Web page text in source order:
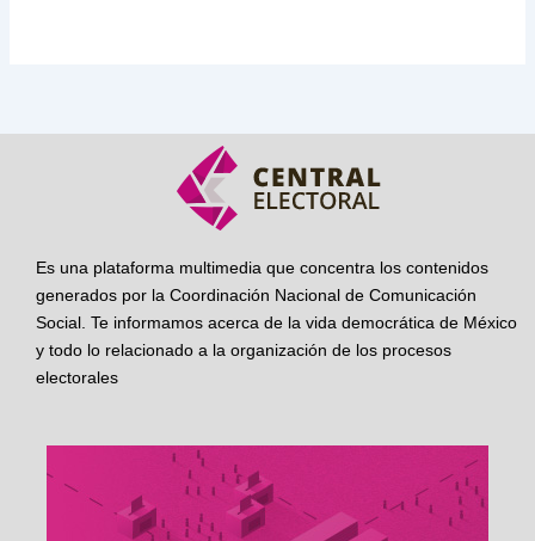
Es una plataforma multimedia que concentra los contenidos
generados por la Coordinación Nacional de Comunicación
Social. Te informamos acerca de la vida democrática de México
y todo lo relacionado a la organización de los procesos
electorales